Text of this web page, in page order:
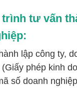
tư vấn
lập công ty,
phép kinh
số doanh